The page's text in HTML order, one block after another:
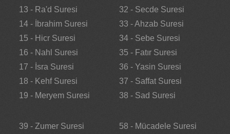
13 - Ra'd Suresi
14 - İbrahim Suresi
15 - Hicr Suresi
16 - Nahl Suresi
17 - İsra Suresi
18 - Kehf Suresi
19 - Meryem Suresi
32 - Secde Suresi
33 - Ahzab Suresi
34 - Sebe Suresi
35 - Fatır Suresi
36 - Yasin Suresi
37 - Saffat Suresi
38 - Sad Suresi
39 - Zumer Suresi
58 - Mücadele Suresi